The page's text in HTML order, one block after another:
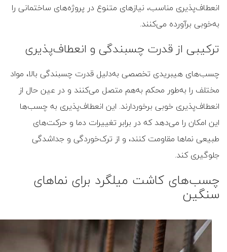
انعطاف‌پذیری مناسب، نیازهای متنوع در پروژه‌های ساختمانی را
به‌خوبی برآورده می‌کنند.
ترکیبی از قدرت چسبندگی و انعطاف‌پذیری
چسب‌های هیبریدی تخصصی به‌دلیل قدرت چسبندگی بالا، مواد
مختلف را به‌طور محکم به‌هم متصل می‌کنند و در عین حال از
انعطاف‌پذیری خوبی برخوردارند. این انعطاف‌پذیری به چسب‌ها
این امکان را می‌دهد که در برابر تغییرات دما و حرکت‌های
طبیعی نماها مقاومت کنند، و از ترک‌خوردگی و جداشدگی
جلوگیری کند.
چسب‌های کاشت میلگرد برای نماهای
سنگین